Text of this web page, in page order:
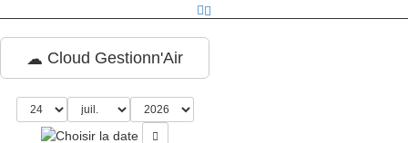
Cloud Gestionn'Air